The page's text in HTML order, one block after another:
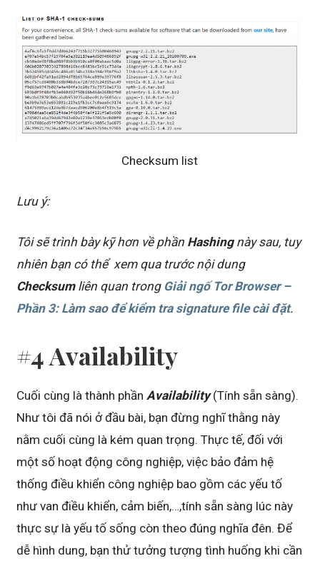
Checksum list
Lưu ý:
Tôi sẽ trình bày kỹ hơn về phần Hashingnày sau, tuy
nhiên bạn có thể xem qua trước nội dung
Checksumliên quan trong Giải ngố Tor Browser –
Phần 3: Làm sao để kiểm tra signature file cài đặt.
#4 Availability
Cuối cùng là thành phầnAvailability(Tính sẵn sàng).
Như tôi đã nói ở đầu bài, bạn đừng nghĩ thằng này
nằm cuối cùng là kém quan trọng. Thực tế, đối với
một số hoạt động công nghiệp, việc bảo đảm hệ
thống điều khiển công nghiệp bao gồm các yếu tố
như van điều khiển, cảm biến,…,tính sẵn sàng lúc này
thực sự là yếu tố sống còn theo đúng nghĩa đên. Để
dễ hình dung, bạn thử tưởng tượng tình huống khi cần